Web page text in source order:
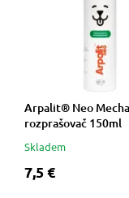
Arpalit® Neo
rozprašovač 150ml
Skladem
7,5 €